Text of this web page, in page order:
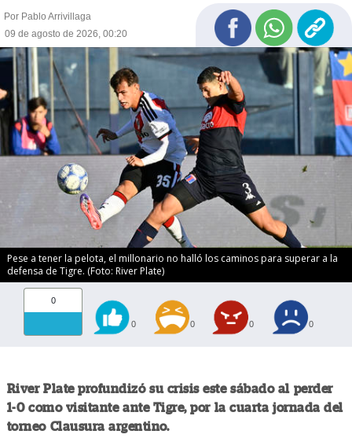
Por Pablo Arrivillaga
09 de agosto de 2026, 00:20
Pese a tener la pelota, el millonario no halló los caminos para superar a la
defensa de Tigre. (Foto: River Plate)
0
0 0 0 0
River Plate profundizó su crisis este sábado al perder
1-0 como visitante ante Tigre, por la cuarta jornada del
torneo Clausura argentino.